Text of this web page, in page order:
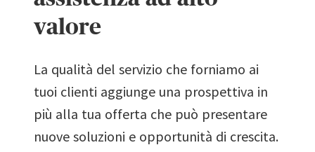
valore
La qualità del servizio che forniamo ai
tuoi clienti aggiunge una prospettiva in
più alla tua offerta che può presentare
nuove soluzioni e opportunità di crescita.